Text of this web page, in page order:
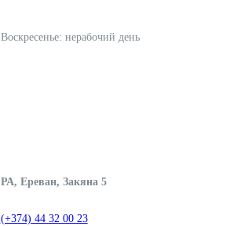
Воскресенье: нерабочий день
РА, Ереван, Закяна 5
(+374) 44 32 00 23